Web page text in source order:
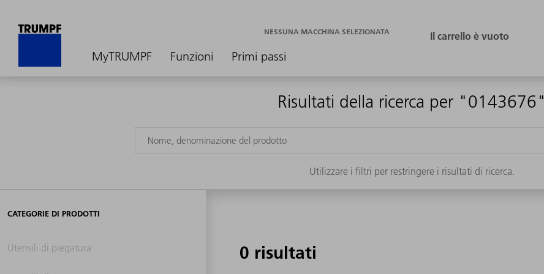
MyTRUMPF Funzioni Primi passi
NESSUNA MACCHINA SELEZIONATA
Risultati della ricerca per "0143676"
Utilizzare i filtri per restringere i risultati di ricerca.
CATEGORIE DI PRODOTTI
Utensili di piegatura 0 risultati